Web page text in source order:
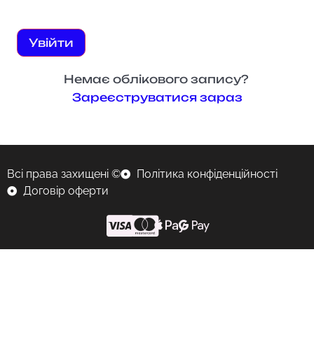
Увійти
Немає облікового запису?
Зареєструватися зараз
Всі права захищені ©
Політика конфіденційності
Договір оферти